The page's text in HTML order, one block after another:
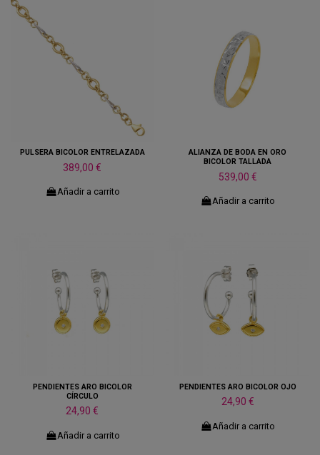
PULSERA BICOLOR ENTRELAZADA
389,00 €
Añadir a carrito
ALIANZA DE BODA EN ORO
BICOLOR TALLADA
539,00 €
Añadir a carrito
PENDIENTES ARO BICOLOR
CÍRCULO
24,90 €
Añadir a carrito
PENDIENTES ARO BICOLOR OJO
24,90 €
Añadir a carrito